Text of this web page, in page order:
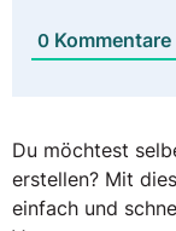
0 Kommentare
Du möchtest
erstellen? Mit
einfach und